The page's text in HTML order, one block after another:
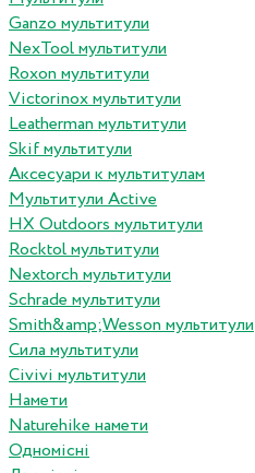
Ganzo мультитули
NexTool мультитули
Roxon мультитули
Victorinox мультитули
Leatherman мультитули
Skif мультитули
Аксесуари к мультитулам
Мультитули Active
HX Outdoors мультитули
Rocktol мультитули
Nextorch мультитули
Schrade мультитули
Smith&amp;Wesson мультитули
Сила мультитули
Civivi мультитули
Намети
Naturehike намети
Одномісні